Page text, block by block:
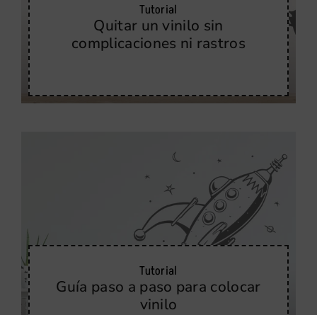
Tutorial
Quitar un vinilo sin
complicaciones ni rastros
Tutorial
Guía paso a paso para colocar
vinilo